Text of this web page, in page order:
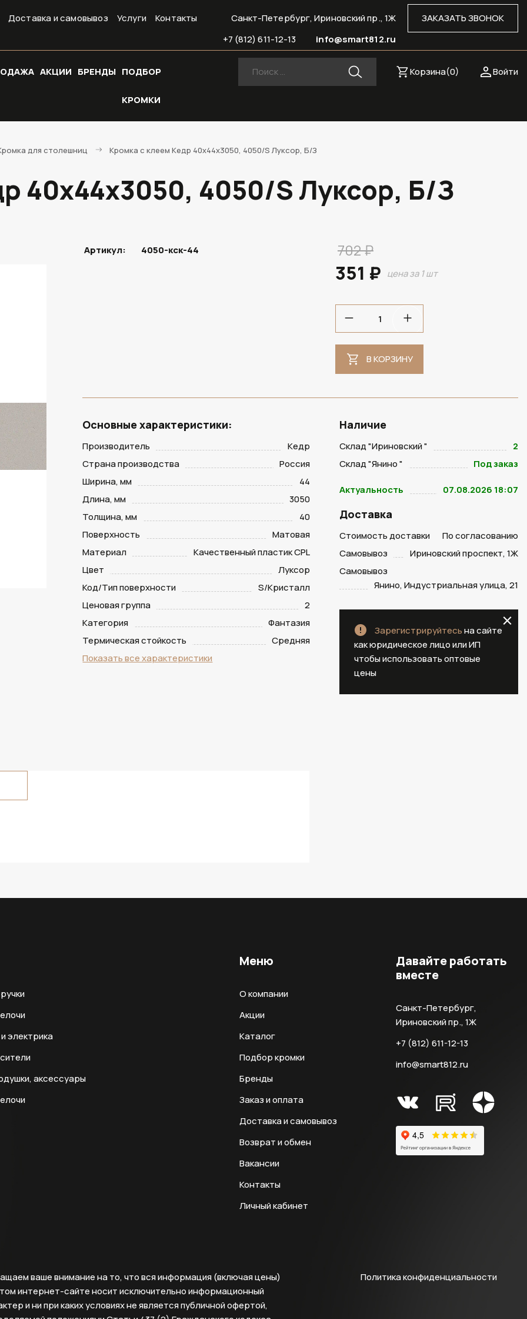
Доставка и самовывоз Услуги Контакты ЗАКАЗАТЬ ЗВОНОК
Санкт-Петербург, Ириновский пр., 1Ж
info@smart812.ru
+7 (812) 611-12-13
АКЦИИ БРЕНДЫ ПОДБОР
КРОМКИ
Войти
Корзина(0)
для столешниц Кромка с клеем Кедр 40х44х3050, 4050/S Луксор, Б/З
40х44х3050, 4050/S Луксор, Б/З
Артикул: 4050-кск-44 702 ₽
351 ₽ цена за 1 шт
В КОРЗИНУ
Основные характеристики:
Производитель
Кедр
Страна производства
Россия
Ширина, мм
44
Длина, мм
3050
Толщина, мм
40
Поверхность
Матовая
Материал
Качественный пластик CPL
Цвет
Луксор
Код/Тип поверхности
S/Кристалл
Ценовая группа
2
Категория
Фантазия
Термическая стойкость
Средняя
Показать все характеристики
Наличие
Склад "Ириновский "
2
Склад "Янино "
Под заказ
Актуальность 07.08.2026 18:07
Доставка
Стоимость доставки
По согласованию
Самовывоз
Ириновский проспект, 1Ж
Самовывоз
Янино, Индустриальная улица, 21
Зарегистрируйтесьна сайте
как юридическое лицо или ИП
чтобы использовать оптовые
цены
электрика
аксессуары
Меню
О компании
Акции
Каталог
Подбор кромки
Бренды
Заказ и оплата
Доставка и самовывоз
Возврат и обмен
Вакансии
Контакты
Личный кабинет
Давайте работать
вместе
Санкт-Петербург,
Ириновский пр., 1Ж
+7 (812) 611-12-13
info@smart812.ru
Политика конфиденциальности
ваше внимание на то, что вся информация (включая цены)
интернет-сайте носит исключительно информационный
и ни при каких условиях не является публичной офертой,